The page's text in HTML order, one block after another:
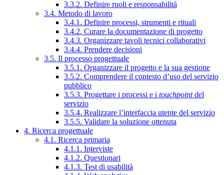
3.3.2. Definire ruoli e responsabilità
3.4. Metodo di lavoro
3.4.1. Definire processi, strumenti e rituali
3.4.2. Curare la documentazione di progetto
3.4.3. Organizzare tavoli tecnici collaborativi
3.4.4. Prendere decisioni
3.5. Il processo progettuale
3.5.1. Organizzare il progetto e la sua gestione
3.5.2. Comprendere il contesto d’uso del servizio
pubblico
3.5.3. Progettare i processi e i touchpointdel
servizio
3.5.4. Realizzare l’interfaccia utente del servizio
3.5.5. Validare la soluzione ottenuta
4. Ricerca progettuale
4.1. Ricerca primaria
4.1.1. Interviste
4.1.2. Questionari
4.1.3. Test di usabilità